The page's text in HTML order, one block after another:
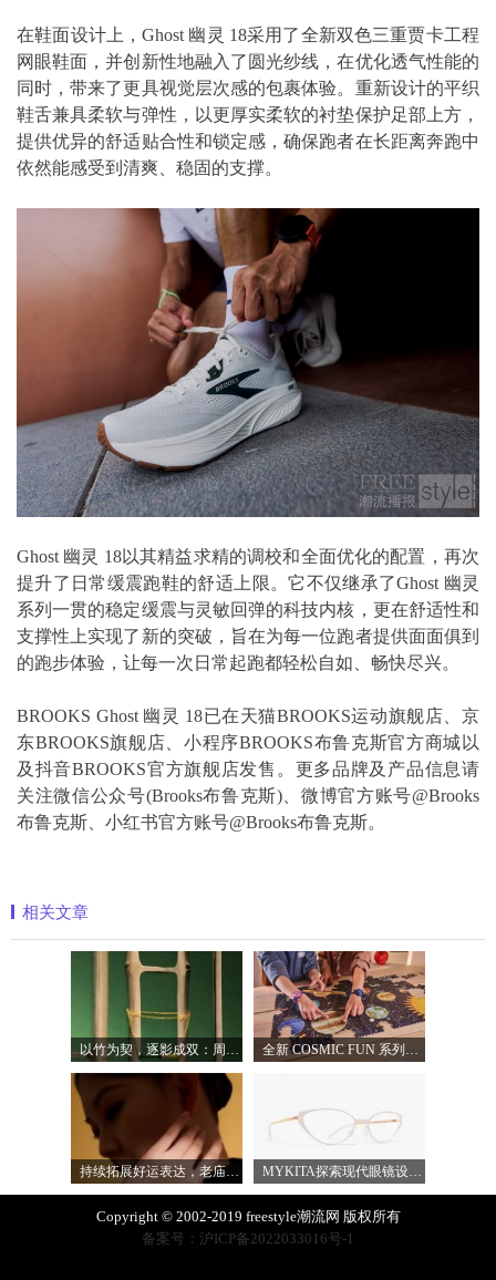
在鞋面设计上，Ghost 幽灵 18采用了全新双色三重贾卡工程
网眼鞋面，并创新性地融入了圆光纱线，在优化透气性能的
同时，带来了更具视觉层次感的包裹体验。重新设计的平织
鞋舌兼具柔软与弹性，以更厚实柔软的衬垫保护足部上方，
提供优异的舒适贴合性和锁定感，确保跑者在长距离奔跑中
依然能感受到清爽、稳固的支撑。
Ghost 幽灵 18以其精益求精的调校和全面优化的配置，再次
提升了日常缓震跑鞋的舒适上限。它不仅继承了Ghost 幽灵
系列一贯的稳定缓震与灵敏回弹的科技内核，更在舒适性和
支撑性上实现了新的突破，旨在为每一位跑者提供面面俱到
的跑步体验，让每一次日常起跑都轻松自如、畅快尽兴。
BROOKS Ghost 幽灵 18已在天猫BROOKS运动旗舰店、京
东BROOKS旗舰店、小程序BROOKS布鲁克斯官方商城以
及抖音BROOKS官方旗舰店发售。更多品牌及产品信息请
关注微信公众号(Brooks布鲁克斯)、微博官方账号@Brooks
布鲁克斯、小红书官方账号@Brooks布鲁克斯。
相关文章
持续拓展好运表达，老庙蓄势下半年品牌
Copyright © 2002-2019 freestyle潮流网 版权所有
备案号：沪ICP备2022033016号-1